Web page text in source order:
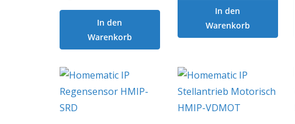
In den
Warenkorb
In den
Warenkorb